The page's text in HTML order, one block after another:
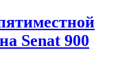
Senat 900